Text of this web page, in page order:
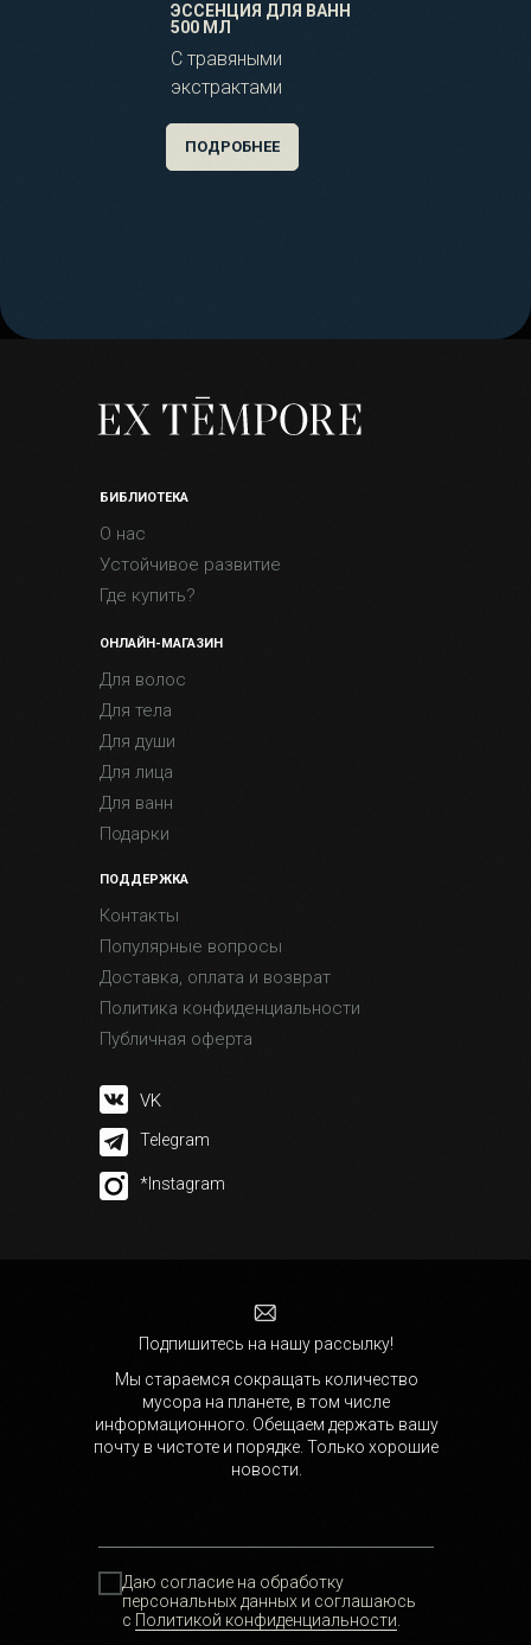
ЭССЕНЦИЯ ДЛЯ ВАНН
500 МЛ
С травяными
экстрактами
ПОДРОБНЕЕ
*Instagram
Telegram
БИБЛИОТЕКА
О нас
Устойчивое развитие
Где купить?
ОНЛАЙН-МАГАЗИН
Для волос
Для тела
Для души
Для ванн
Для лица
ПОДДЕРЖКА
Контакты
Популярные вопросы
Доставка, оплата и возврат
Политика конфиденциальности
Публичная оферта
VK
Подарки
Даю согласие на обработку
персональных данных и соглашаюсь
с Политикой конфиденциальности.
Мы стараемся сокращать количество
мусора на планете, в том числе
информационного. Обещаем держать вашу
почту в чистоте и порядке. Только хорошие
новости.
Подпишитесь на нашу рассылку!